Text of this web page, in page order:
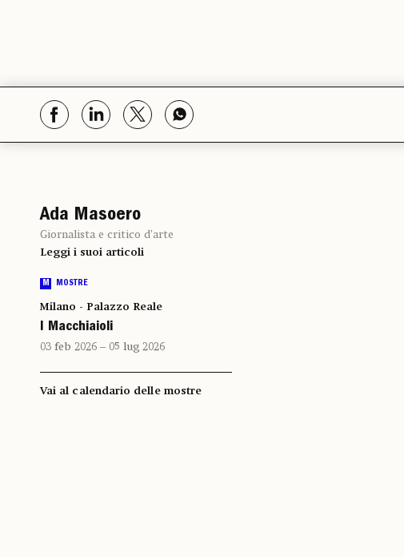
Ada Masoero
Giornalista e critico d’arte
Leggi i suoi articoli
M MOSTRE
Milano - Palazzo Reale
I Macchiaioli
03 feb 2026 – 05 lug 2026
Vai al calendario delle mostre